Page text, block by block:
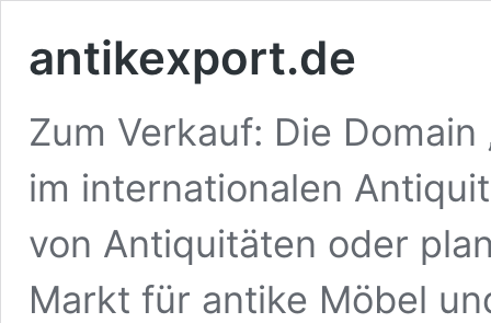
antikexport.de
Zum Verkauf: Die
im internationalen
von Antiquitäten oder
Markt für antike Möbel